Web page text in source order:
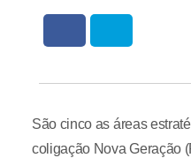
São cinco as áreas
coligação Nova Geração